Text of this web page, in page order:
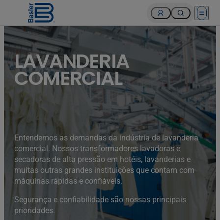
Open
LAVANDERIA
COMERCIAL
Entendemos as demandas da indústria de lavanderia
comercial. Nossos transformadores lavadoras e
secadoras de alta pressão em hotéis, lavanderias e
muitas outras grandes instituições que contam com
máquinas rápidas e confiáveis.
Segurança e confiabilidade são nossas principais
prioridades.